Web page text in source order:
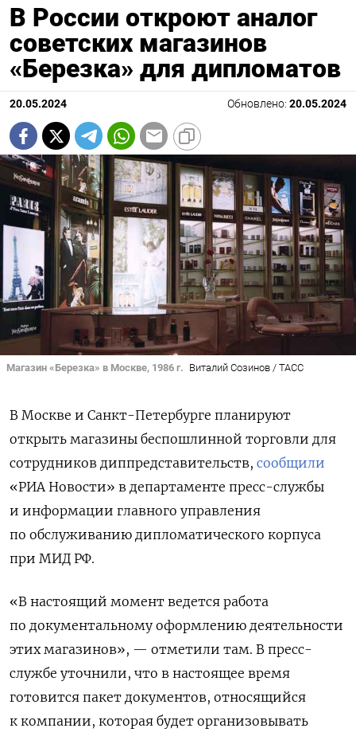
В России откроют аналог
советских магазинов
«Березка» для дипломатов
20.05.2024 Обновлено: 20.05.2024
Магазин «Березка» в Москве, 1986 г. Виталий Созинов / ТАСС
В Москве и Санкт-Петербурге планируют
открыть магазины беспошлинной торговли для
сотрудников диппредставительств, сообщили
«РИА Новости» в департаменте пресс-службы
и информации главного управления
по обслуживанию дипломатического корпуса
при МИД РФ.
«В настоящий момент ведется работа
по документальному оформлению деятельности
этих магазинов», — отметили там. В пресс-
службе уточнили, что в настоящее время
готовится пакет документов, относящийся
к компании, которая будет организовывать